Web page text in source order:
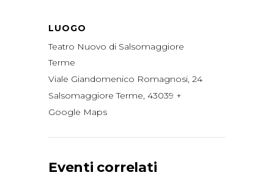
LUOGO
Teatro Nuovo di Salsomaggiore
Terme
Viale Giandomenico Romagnosi, 24
Salsomaggiore Terme, 43039 +
Google Maps
Eventi correlati